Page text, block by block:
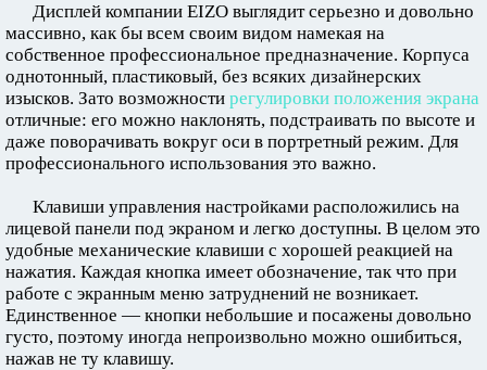
Дисплей компании EIZO выглядит серьезно и довольно
массивно, как бы всем своим видом намекая на
собственное профессиональное предназначение. Корпуса
однотонный, пластиковый, без всяких дизайнерских
изысков. Зато возможности регулировки положения экрана
отличные: его можно наклонять, подстраивать по высоте и
даже поворачивать вокруг оси в портретный режим. Для
профессионального использования это важно.
Клавиши управления настройками расположились на
лицевой панели под экраном и легко доступны. В целом это
удобные механические клавиши с хорошей реакцией на
нажатия. Каждая кнопка имеет обозначение, так что при
работе с экранным меню затруднений не возникает.
Единственное — кнопки небольшие и посажены довольно
густо, поэтому иногда непроизвольно можно ошибиться,
нажав не ту клавишу.